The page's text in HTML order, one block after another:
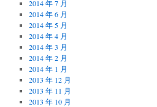
2014 年 7 月
2014 年 6 月
2014 年 5 月
2014 年 4 月
2014 年 3 月
2014 年 2 月
2014 年 1 月
2013 年 12 月
2013 年 11 月
2013 年 10 月